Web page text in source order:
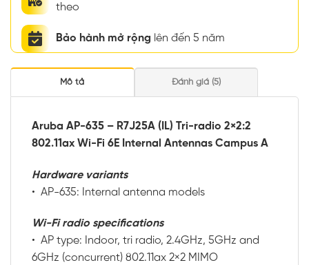
theo
Bảo hành mở rộng lên đến 5 năm
Mô tả Đánh giá (5)
Aruba AP-635 – R7J25A (IL) Tri-radio 2×2:2
802.11ax Wi-Fi 6E Internal Antennas Campus A
Hardware variants
• AP-635: Internal antenna models
Wi-Fi radio specifications
• AP type: Indoor, tri radio, 2.4GHz, 5GHz and
6GHz (concurrent) 802.11ax 2×2 MIMO